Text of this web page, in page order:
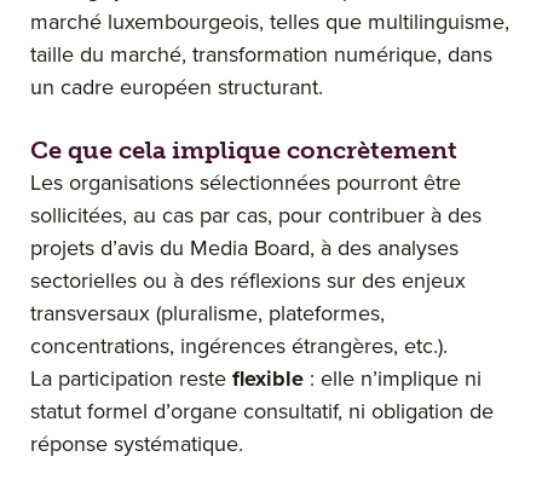
marché luxembourgeois, telles que multilinguisme,
taille du marché, transformation numérique, dans
un cadre européen structurant.
Ce que cela implique concrètement
Les organisations sélectionnées pourront être
sollicitées, au cas par cas, pour contribuer à des
projets d’avis du Media Board, à des analyses
sectorielles ou à des réflexions sur des enjeux
transversaux (pluralisme, plateformes,
concentrations, ingérences étrangères, etc.).
La participation resteflexible : elle n’implique ni
statut formel d’organe consultatif, ni obligation de
réponse systématique.